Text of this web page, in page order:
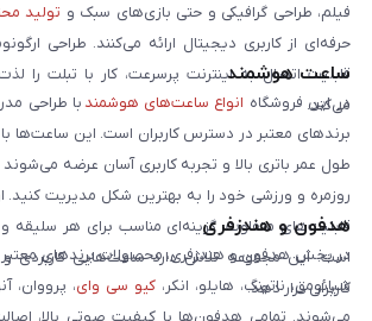
فیلم، طراحی گرافیکی و حتی بازی‌های سبک و تولید
حرفه‌ای از کاربری دیجیتال ارائه می‌کنند. طراحی
قابلیت اتصال به اینترنت پرسرعت، کار با تبلت
می‌کند.
ساعت هوشمند
در این فروشگاه انواع ساعت‌های هوشمند با طراحی
برندهای معتبر در دسترس کاربران است. این ساعت‌ها با
طول عمر باتری بالا و تجربه کاربری آسان عرضه می‌شوند
روزمره و ورزشی خود را به بهترین شکل مدیریت کنید.
قابلیت‌های متفاوت، گزینه‌ای مناسب برای هر سلیقه
است. این مجموعه تلاش دارد ساعت‌هایی کاربردی و
کاربران قرار دهد.
هدفون و هندزفری
در بخش هدفون و هندزفری، محصولات برندهای معتبر
شیائومی، ناتینگ، هایلو، انکر، کیو سی وای، پرووان،
می‌شوند. تمامی هدفون‌ها با کیفیت صوتی بالا، اصالت